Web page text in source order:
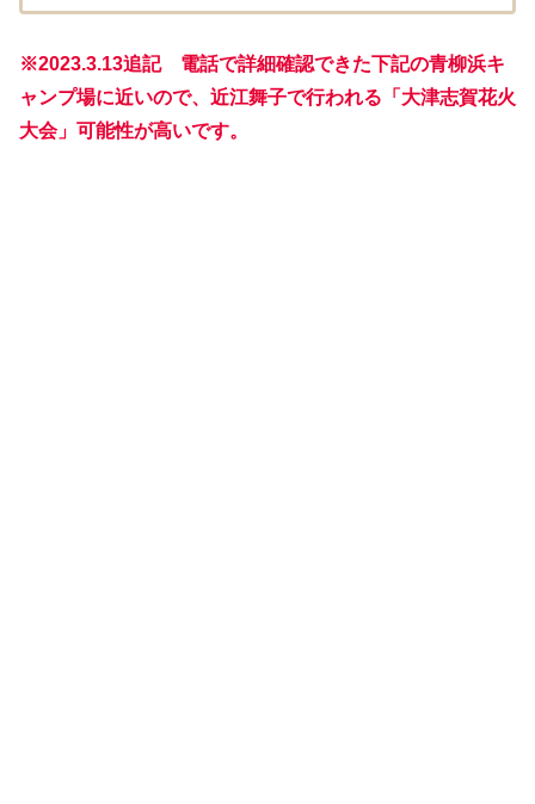
※2023.3.13追記 電話で詳細確認できた下記の青柳浜キ
ャンプ場に近いので、近江舞子で行われる「大津志賀花火
大会」可能性が高いです。